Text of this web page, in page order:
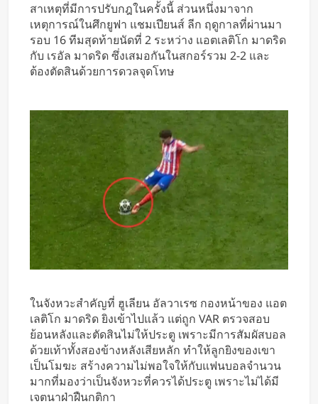
สาเหตุที่มีการปรับกฎในครั้งนี้ ส่วนหนึ่งมาจาก
เหตุการณ์ในศึกยูฟา แชมเปียนส์ ลีก ฤดูกาลที่ผ่านมา
รอบ 16 ทีมสุดท้ายนัดที่ 2 ระหว่าง แอตเลติโก มาดริด
กับ เรอัล มาดริด ซึ่งเสมอกันในสกอร์รวม 2-2 และ
ต้องตัดสินด้วยการดวลจุดโทษ
ในจังหวะสำคัญที่ ฮูเลียน อัลวาเรซ กองหน้าของ แอต
เลติโก มาดริด ยิงเข้าไปแล้ว แต่ถูก VAR ตรวจสอบ
ย้อนหลังและตัดสินไม่ให้ประตู เพราะมีการสัมผัสบอล
ด้วยเท้าทั้งสองข้างหลังเสียหลัก ทำให้ลูกยิงของเขา
เป็นโมฆะ สร้างความไม่พอใจให้กับแฟนบอลจำนวน
มากที่มองว่าเป็นจังหวะที่ควรได้ประตู เพราะไม่ได้มี
เจตนาฝ่าฝืนกติกา